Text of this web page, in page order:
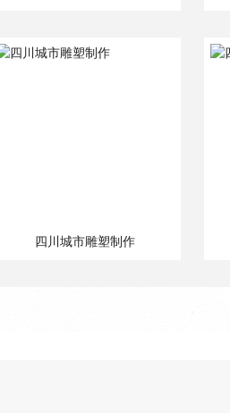
四川城市雕塑制作